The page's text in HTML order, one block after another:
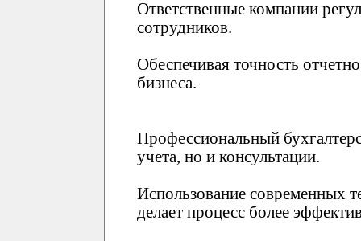
Ответственные компании
сотрудников.
Обеспечивая точность
бизнеса.
Профессиональный
учета, но и консультации.
Использование современных
делает процесс более